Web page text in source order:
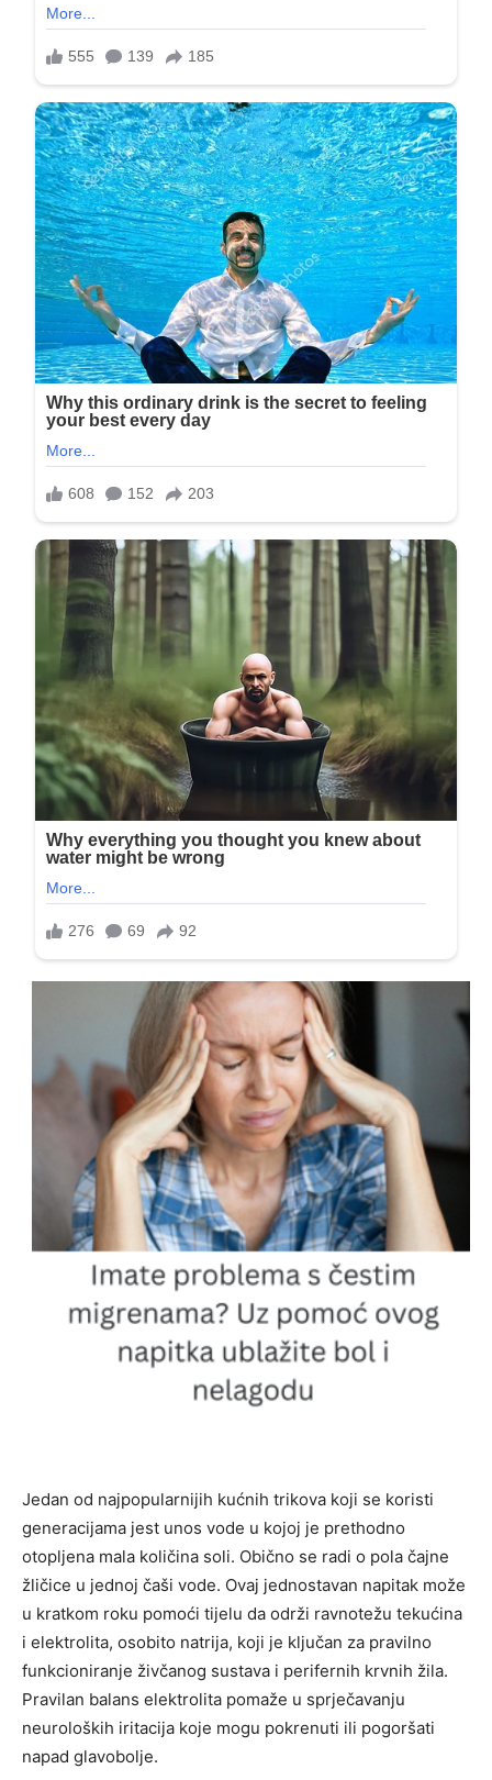
Jedan od najpopularnijih kućnih trikova koji se koristi
generacijama jest unos vode u kojoj je prethodno
otopljena mala količina soli. Obično se radi o pola čajne
žličice u jednoj čaši vode. Ovaj jednostavan napitak može
u kratkom roku pomoći tijelu da održi ravnotežu tekućina
i elektrolita, osobito natrija, koji je ključan za pravilno
funkcioniranje živčanog sustava i perifernih krvnih žila.
Pravilan balans elektrolita pomaže u sprječavanju
neuroloških iritacija koje mogu pokrenuti ili pogoršati
napad glavobolje.